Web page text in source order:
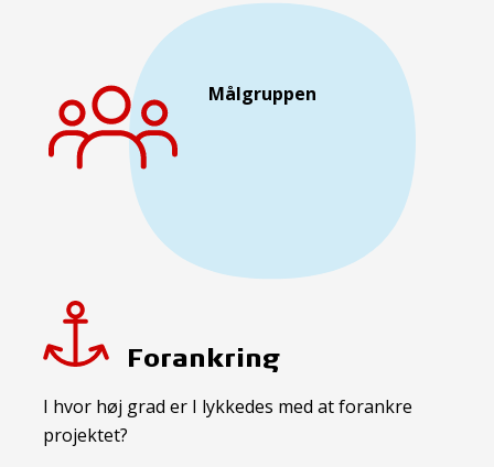
Målgruppen
Forankring
I hvor høj grad er I lykkedes med at forankre
projektet?